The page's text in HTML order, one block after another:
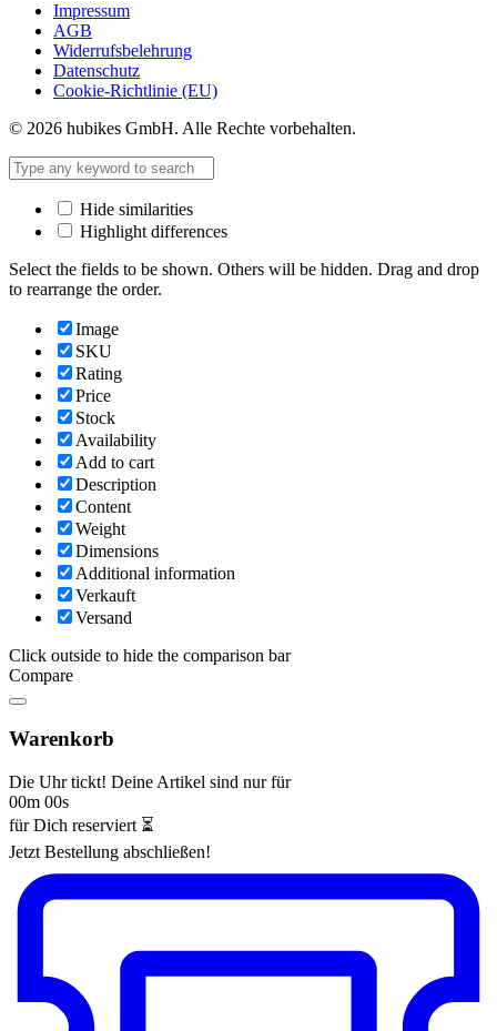
Impressum
AGB
Widerrufsbelehrung
Datenschutz
Cookie-Richtlinie (EU)
© 2026 hubikes GmbH. Alle Rechte vorbehalten.
Hide similarities
Highlight differences
Select the fields to be shown. Others will be hidden. Drag and drop
to rearrange the order.
Image
SKU
Rating
Price
Stock
Availability
Add to cart
Description
Content
Weight
Dimensions
Additional information
Verkauft
Versand
Click outside to hide the comparison bar
Compare
Warenkorb
Die Uhr tickt! Deine Artikel sind nur für
00m 00s
für Dich reserviert ⏳
Jetzt Bestellung abschließen!